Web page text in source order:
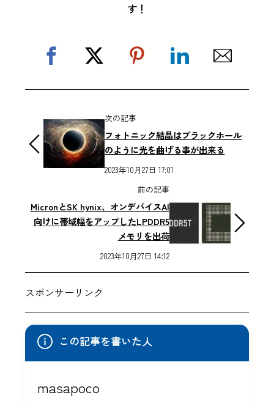
す！
次の記事
フォトニック結晶はブラックホール
のように光を曲げる事が出来る
2023年10月27日 17:01
前の記事
MicronとSK hynix、オンデバイスAI
向けに帯域幅をアップしたLPDDR5
メモリを出荷
2023年10月27日 14:12
スポンサーリンク
この記事を書いた人
masapoco